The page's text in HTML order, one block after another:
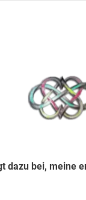
dazu bei, meine